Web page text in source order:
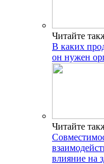
Читайте
В каких
он нужен
Читайте
влияние на